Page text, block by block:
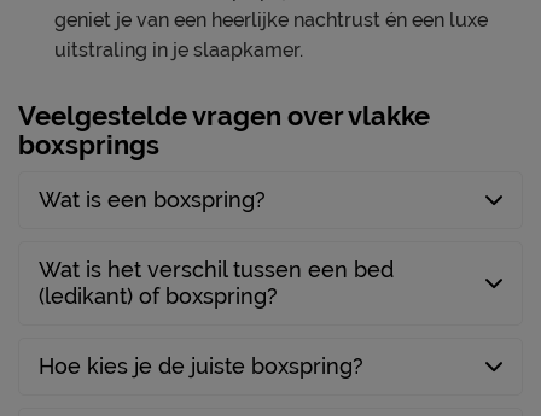
Kern topper
HR-koudschuim
Modelnaam poten
Glamour
Materiaal poten
Kleur poten
Garantie
5 jaar garantie op de
Montage
gratis gemonteerd
geniet je van een heerlijke nachtrust én een luxe
uitstraling in je slaapkamer.
Veelgestelde vragen over vlakke
boxsprings
Wat is een boxspring?
Wat is het verschil tussen een bed
(ledikant) of boxspring?
Hoe kies je de juiste boxspring?